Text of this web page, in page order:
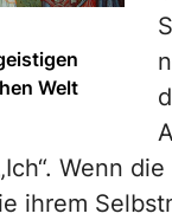
Welt
Wenn
ihrem